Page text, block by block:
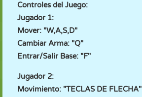
Controles del Juego:
Jugador 1:
Mover: "W,A,S,D"
Cambiar Arma: "Q"
Entrar/Salir Base: "F"
Jugador 2:
Movimiento: "TECLAS DE FLECHA"